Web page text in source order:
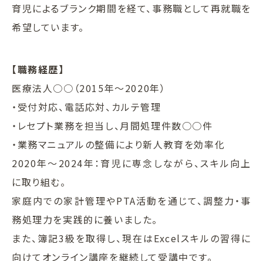
育児によるブランク期間を経て、事務職として再就職を
希望しています。
【職務経歴】
医療法人○○（2015年〜2020年）
・受付対応、電話応対、カルテ管理
・レセプト業務を担当し、月間処理件数○○件
・業務マニュアルの整備により新人教育を効率化
2020年〜2024年：育児に専念しながら、スキル向上
に取り組む。
家庭内での家計管理やPTA活動を通じて、調整力・事
務処理力を実践的に養いました。
また、簿記3級を取得し、現在はExcelスキルの習得に
向けてオンライン講座を継続して受講中です。